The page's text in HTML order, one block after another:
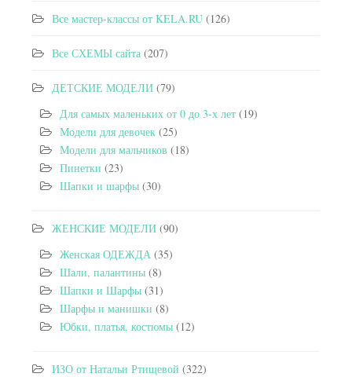
Все мастер-классы от KELA.RU (126)
Все СХЕМЫ сайта (207)
ДЕТСКИЕ МОДЕЛИ (79)
Для самых маленьких от 0 до 3-х лет (19)
Модели для девочек (25)
Модели для мальчиков (18)
Пинетки (23)
Шапки и шарфы (30)
ЖЕНСКИЕ МОДЕЛИ (90)
Женская ОДЕЖДА (35)
Шали, палантины (8)
Шапки и Шарфы (31)
Шарфы и манишки (8)
Юбки, платья, костюмы (12)
ИЗО от Натальи Ртищевой (322)